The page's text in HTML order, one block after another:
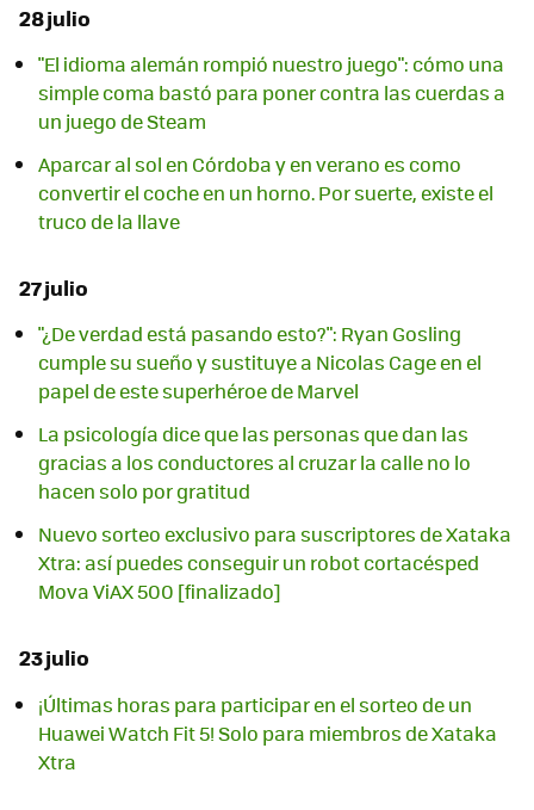
28 julio
"El idioma alemán rompió nuestro juego": cómo una
simple coma bastó para poner contra las cuerdas a
un juego de Steam
Aparcar al sol en Córdoba y en verano es como
convertir el coche en un horno. Por suerte, existe el
truco de la llave
27 julio
"¿De verdad está pasando esto?": Ryan Gosling
cumple su sueño y sustituye a Nicolas Cage en el
papel de este superhéroe de Marvel
La psicología dice que las personas que dan las
gracias a los conductores al cruzar la calle no lo
hacen solo por gratitud
Nuevo sorteo exclusivo para suscriptores de Xataka
Xtra: así puedes conseguir un robot cortacésped
Mova ViAX 500 [finalizado]
23 julio
¡Últimas horas para participar en el sorteo de un
Huawei Watch Fit 5! Solo para miembros de Xataka
Xtra